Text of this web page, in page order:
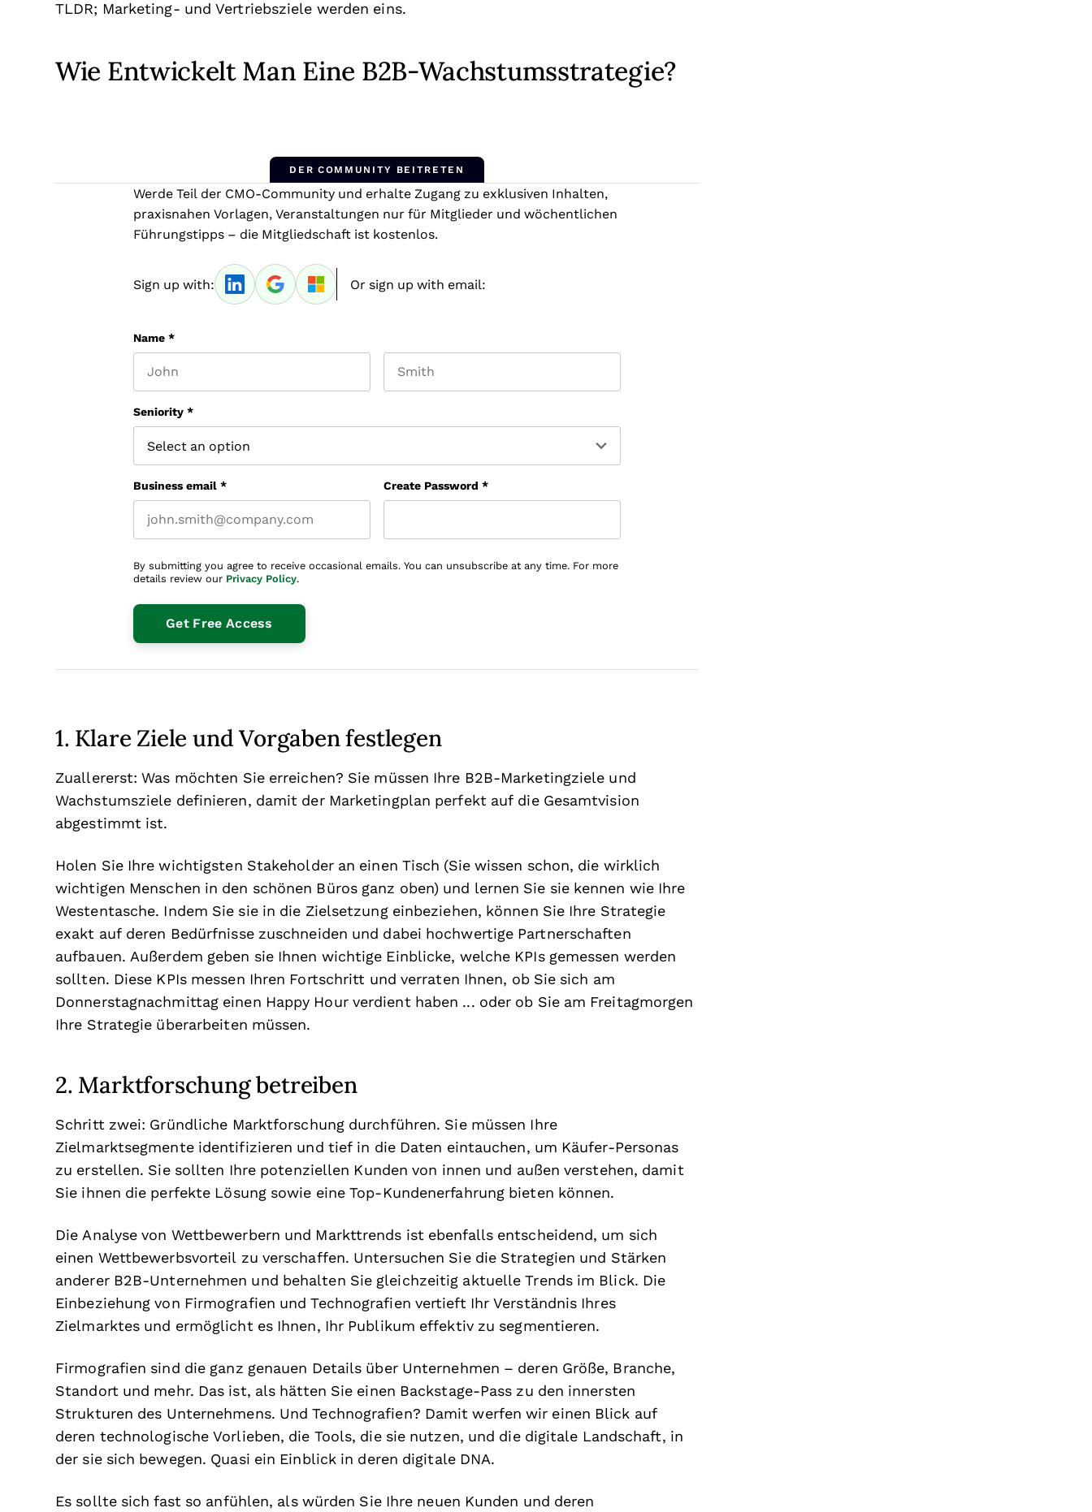
TLDR; Marketing- und Vertriebsziele werden eins.
Wie Entwickelt Man Eine B2B-Wachstumsstrategie?
DER COMMUNITY BEITRETEN
Werde Teil der CMO-Community und erhalte Zugang zu exklusiven Inhalten,
praxisnahen Vorlagen, Veranstaltungen nur für Mitglieder und wöchentlichen
Führungstipps – die Mitgliedschaft ist kostenlos.
Sign up with: Or sign up with email:
Name *
Seniority *
Business email * Create Password *
By submitting you agree to receive occasional emails. You can unsubscribe at any time. For more
details review our Privacy Policy.
1. Klare Ziele und Vorgaben festlegen
Zuallererst: Was möchten Sie erreichen? Sie müssen Ihre B2B-Marketingziele und
Wachstumsziele definieren, damit der Marketingplan perfekt auf die Gesamtvision
abgestimmt ist.
Holen Sie Ihre wichtigsten Stakeholder an einen Tisch (Sie wissen schon, die wirklich
wichtigen Menschen in den schönen Büros ganz oben) und lernen Sie sie kennen wie Ihre
Westentasche. Indem Sie sie in die Zielsetzung einbeziehen, können Sie Ihre Strategie
exakt auf deren Bedürfnisse zuschneiden und dabei hochwertige Partnerschaften
aufbauen. Außerdem geben sie Ihnen wichtige Einblicke, welche KPIs gemessen werden
sollten. Diese KPIs messen Ihren Fortschritt und verraten Ihnen, ob Sie sich am
Donnerstagnachmittag einen Happy Hour verdient haben ... oder ob Sie am Freitagmorgen
Ihre Strategie überarbeiten müssen.
2. Marktforschung betreiben
Schritt zwei: Gründliche Marktforschung durchführen. Sie müssen Ihre
Zielmarktsegmente identifizieren und tief in die Daten eintauchen, um Käufer-Personas
zu erstellen. Sie sollten Ihre potenziellen Kunden von innen und außen verstehen, damit
Sie ihnen die perfekte Lösung sowie eine Top-Kundenerfahrung bieten können.
Die Analyse von Wettbewerbern und Markttrends ist ebenfalls entscheidend, um sich
einen Wettbewerbsvorteil zu verschaffen. Untersuchen Sie die Strategien und Stärken
anderer B2B-Unternehmen und behalten Sie gleichzeitig aktuelle Trends im Blick. Die
Einbeziehung von Firmografien und Technografien vertieft Ihr Verständnis Ihres
Zielmarktes und ermöglicht es Ihnen, Ihr Publikum effektiv zu segmentieren.
Firmografien sind die ganz genauen Details über Unternehmen – deren Größe, Branche,
Standort und mehr. Das ist, als hätten Sie einen Backstage-Pass zu den innersten
Strukturen des Unternehmens. Und Technografien? Damit werfen wir einen Blick auf
deren technologische Vorlieben, die Tools, die sie nutzen, und die digitale Landschaft, in
der sie sich bewegen. Quasi ein Einblick in deren digitale DNA.
Es sollte sich fast so anfühlen, als würden Sie Ihre neuen Kunden und deren